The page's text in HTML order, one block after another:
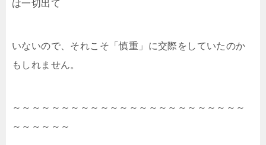
は一切出て
いないので、それこそ「慎重」に交際をしていたのか
もしれません。
～～～～～～～～～～～～～～～～～～～～～～～～
～～～～～～